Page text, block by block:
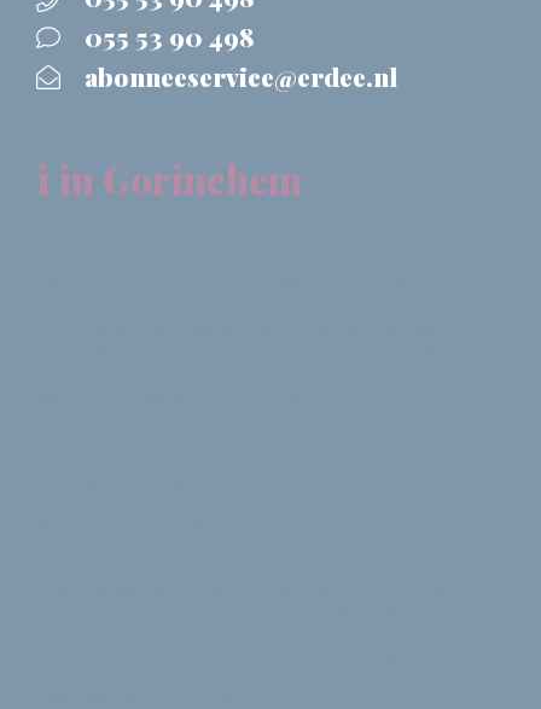
055 53 90 498
abonneeservice@erdee.nl
i in Gorinchem